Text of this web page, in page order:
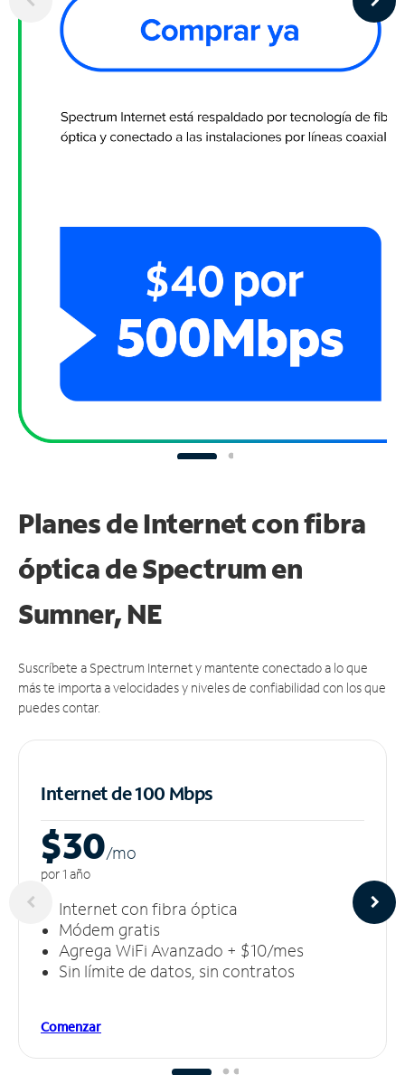
Planes de Internet con fibra
óptica de Spectrum en
Sumner, NE
Suscríbete a Spectrum Internet y mantente conectado a lo que
más te importa a velocidades y niveles de confiabilidad con los que
puedes contar.
Internet de 100 Mbps
$30/mo
por 1 año
Internet con fibra óptica
Módem gratis
Agrega WiFi Avanzado + $10/mes
Sin límite de datos, sin contratos
Comenzar